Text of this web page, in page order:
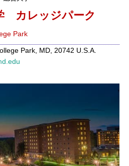
カレッジパーク
Park
Park, MD, 20742 U.S.A.